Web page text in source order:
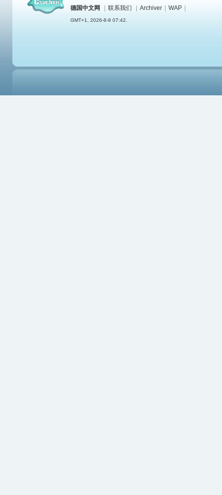
德国中文网
联系我们 Archiver WAP
GMT+1, 2026-8-9 07:42.